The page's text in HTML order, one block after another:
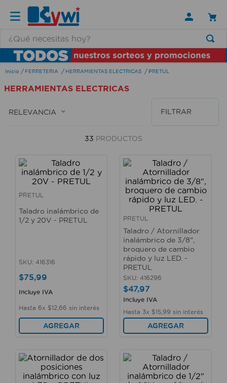
FERRETERIA HERRAMIENTAS ELECTRICAS PRETUL
HERRAMIENTAS ELECTRICAS
RELEVANCIA FILTRAR
33 PRODUCTOS
PRETUL
Taladro inalámbrico de
1/2 y 20V - PRETUL
SKU: 416316
$75,99
Incluye IVA
Hasta 6x $12 66 sin interés
AGREGAR
PRETUL
Taladro / Atornillador
inalámbrico de 3/8",
broquero de cambio
rápido y luz LED. -
PRETUL
SKU: 416296
$47,97
Incluye IVA
Hasta 3x $15 99 sin interés
AGREGAR
TÉRMINOS MÁS BUSCADOS
1.
lamparas
2.
ducha
3.
silla
escritorio
aspiradora
taladro
cerradura